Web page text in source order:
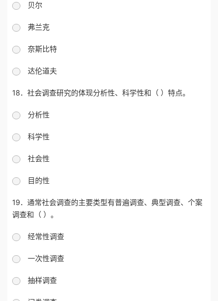
贝尔
弗兰克
奈斯比特
达伦道夫
18．社会调查研究的体现分析性、科学性和（ ）特点。
分析性
科学性
社会性
目的性
19．通常社会调查的主要类型有普遍调查、典型调查、个案
调查和（ ）。
经常性调查
一次性调查
抽样调查